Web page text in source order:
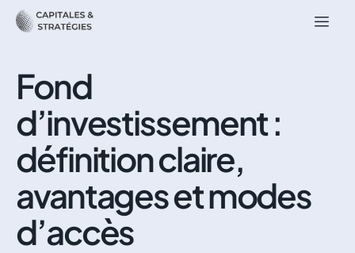
Fond
d’investissement :
définition claire,
avantages et modes
d’accès